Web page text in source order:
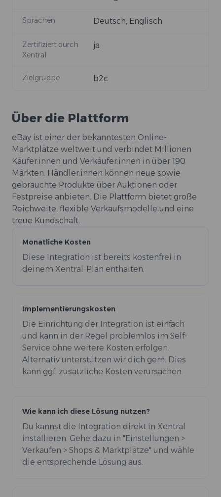
Sprachen Deutsch, Englisch
Zertifiziert durch
Xentral
ja
Zielgruppe b2c
Über die Plattform
eBay ist einer der bekanntesten Online-
Marktplätze weltweit und verbindet Millionen
Käufer:innen und Verkäufer:innen in über 190
Märkten. Händler:innen können neue sowie
gebrauchte Produkte über Auktionen oder
Festpreise anbieten. Die Plattform bietet große
Reichweite, flexible Verkaufsmodelle und eine
treue Kundschaft.
Monatliche Kosten
Diese Integration ist bereits kostenfrei in
deinem Xentral-Plan enthalten.
Implementierungskosten
Die Einrichtung der Integration ist einfach
und kann in der Regel problemlos im Self-
Service ohne weitere Kosten erfolgen.
Alternativ unterstützen wir dich gern. Dies
kann ggf. zusätzliche Kosten verursachen.
Wie kann ich diese Lösung nutzen?
Du kannst die Integration direkt in Xentral
installieren. Gehe dazu in "Einstellungen >
Verkaufen > Shops & Marktplätze" und wähle
die entsprechende Lösung aus.